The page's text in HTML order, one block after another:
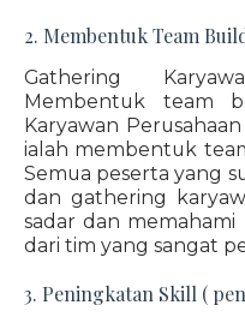
2. Membentuk Team
Gathering
Membentuk team
Karyawan
ialah membentuk
Semua peserta yang
dan gathering
sadar dan
dari tim yang sangat
3. Peningkatan Skill (